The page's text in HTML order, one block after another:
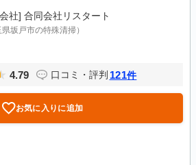
社] 合同会社リスタート
県坂戸市の特殊清掃）
4.79 口コミ・評判 121件
お気に入りに追加